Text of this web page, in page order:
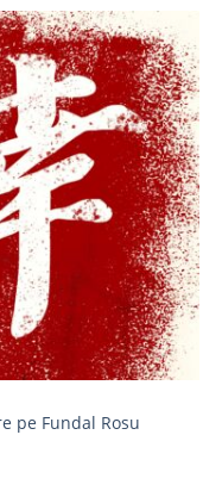
Adaugă
la
favorite
pe Fundal Rosu